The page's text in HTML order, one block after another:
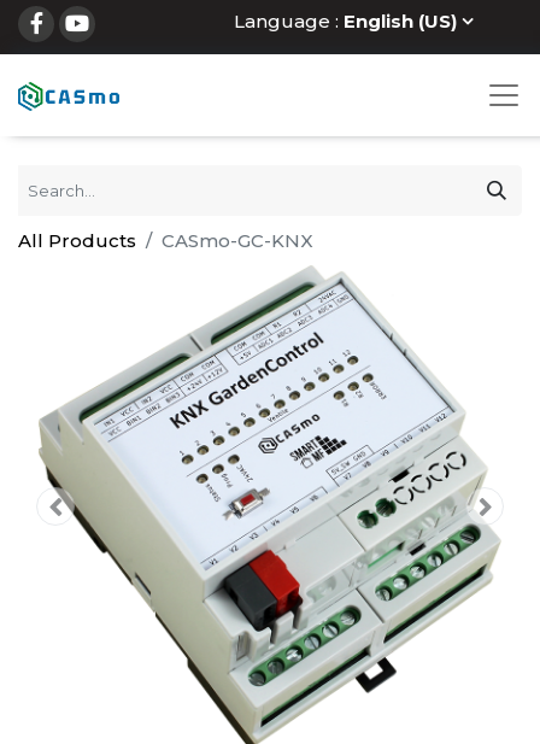
Language : English (US)
All Products CASmo-GC-KNX